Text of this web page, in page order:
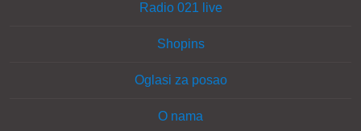
Radio 021 live
Shopins
Oglasi za posao
O nama